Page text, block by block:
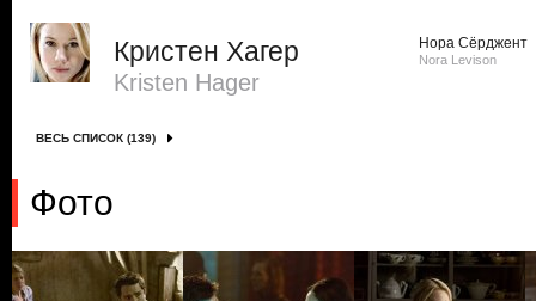
Кристен Хагер
Kristen Hager
Нора Сёрджент
Nora Levison
ВЕСЬ СПИСОК (139)
Фото